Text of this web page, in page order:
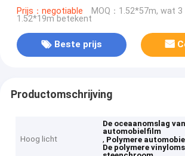
Prijs：negotiable MOQ：1.52*57m, wat
1.52*19m betekent
Beste prijs
Productomschrijving
Hoog licht
De oceaanomslag
automobielfilm
, Polymere
De polymere